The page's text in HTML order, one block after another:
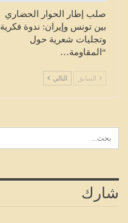
صلب إطار الحوار الحضاري
بين تونس وإيران: ندوة فكرية
وتجليات شعرية حول
“المقاومة…
السابق التالي
شارك